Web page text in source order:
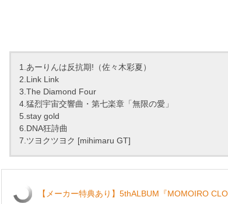
1.あーりんは反抗期!（佐々木彩夏）
2.Link Link
3.The Diamond Four
4.猛烈宇宙交響曲・第七楽章「無限の愛」
5.stay gold
6.DNA狂詩曲
7.ツヨクツヨク [mihimaru GT]
【メーカー特典あり】5thALBUM『MOMOIRO